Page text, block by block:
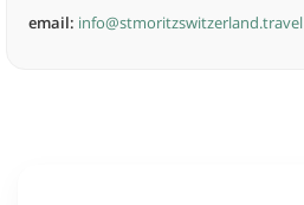
email: info@stmoritzswitzerland.travel